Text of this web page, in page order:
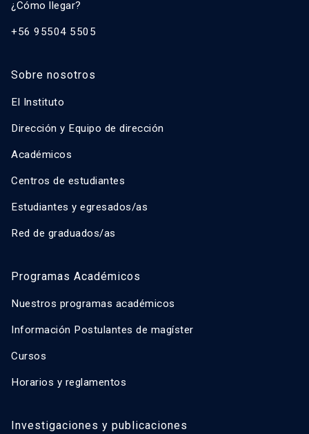
¿Cómo llegar?
+56 95504 5505
Sobre nosotros
El Instituto
Dirección y Equipo de dirección
Académicos
Centros de estudiantes
Estudiantes y egresados/as
Red de graduados/as
Programas Académicos
Nuestros programas académicos
Información Postulantes de magíster
Cursos
Horarios y reglamentos
Investigaciones y publicaciones